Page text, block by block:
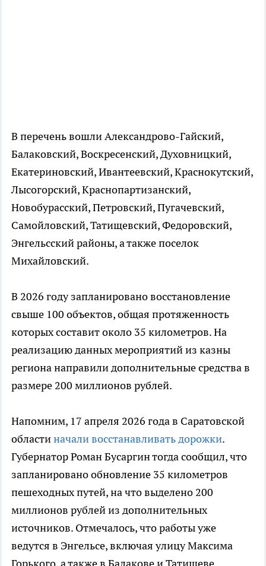
В перечень вошли Александрово-Гайский,
Балаковский, Воскресенский, Духовницкий,
Екатериновский, Ивантеевский, Краснокутский,
Лысогорский, Краснопартизанский,
Новобурасский, Петровский, Пугачевский,
Самойловский, Татищевский, Федоровский,
Энгельсский районы, а также поселок
Михайловский.
В 2026 году запланировано восстановление
свыше 100 объектов, общая протяженность
которых составит около 35 километров. На
реализацию данных мероприятий из казны
региона направили дополнительные средства в
размере 200 миллионов рублей.
Напомним, 17 апреля 2026 года в Саратовской
областиначали восстанавливать дорожки.
Губернатор Роман Бусаргин тогда сообщил, что
запланировано обновление 35 километров
пешеходных путей, на что выделено 200
миллионов рублей из дополнительных
источников. Отмечалось, что работы уже
ведутся в Энгельсе, включая улицу Максима